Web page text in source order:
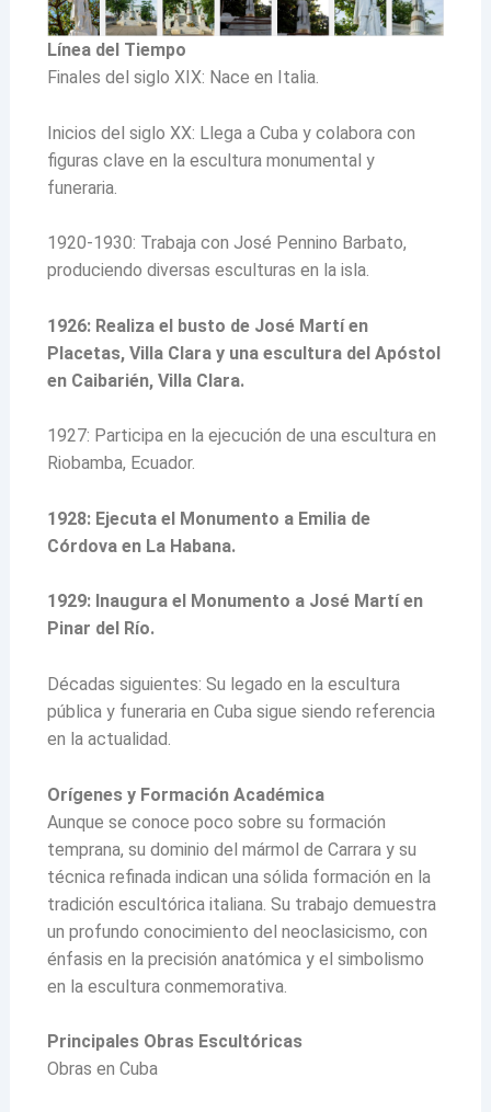
Línea del Tiempo
Finales del siglo XIX: Nace en Italia.
Inicios del siglo XX: Llega a Cuba y colabora con
figuras clave en la escultura monumental y
funeraria.
1920-1930: Trabaja con José Pennino Barbato,
produciendo diversas esculturas en la isla.
1926: Realiza el busto de José Martí en
Placetas, Villa Clara y una escultura del Apóstol
en Caibarién, Villa Clara.
1927: Participa en la ejecución de una escultura en
Riobamba, Ecuador.
1928: Ejecuta el Monumento a Emilia de
Córdova en La Habana.
1929: Inaugura el Monumento a José Martí en
Pinar del Río.
Décadas siguientes: Su legado en la escultura
pública y funeraria en Cuba sigue siendo referencia
en la actualidad.
Orígenes y Formación Académica
Aunque se conoce poco sobre su formación
temprana, su dominio del mármol de Carrara y su
técnica refinada indican una sólida formación en la
tradición escultórica italiana. Su trabajo demuestra
un profundo conocimiento del neoclasicismo, con
énfasis en la precisión anatómica y el simbolismo
en la escultura conmemorativa.
Principales Obras Escultóricas
Obras en Cuba